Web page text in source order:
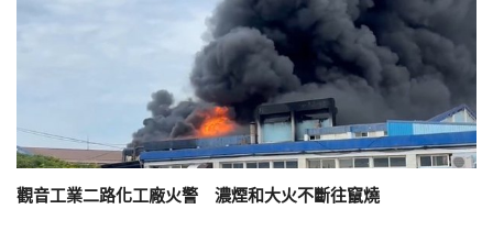
觀音工業二路化工廠火警 濃煙和大火不斷往竄燒